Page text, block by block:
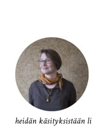
heidän käsityksistään